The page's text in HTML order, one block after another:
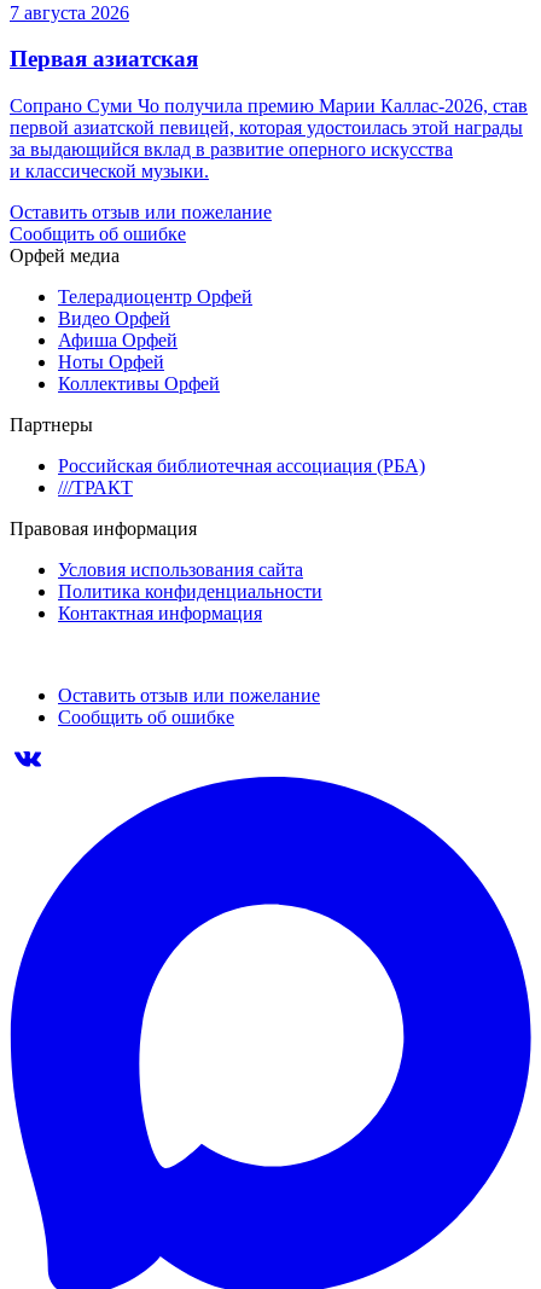
7 августа 2026
Первая азиатская
Сопрано Суми Чо получила премию Марии Каллас-2026, став
первой азиатской певицей, которая удостоилась этой награды
за выдающийся вклад в развитие оперного искусства
и классической музыки.
Оставить отзыв или пожелание
Сообщить об ошибке
Орфей медиа
Телерадиоцентр Орфей
Видео Орфей
Афиша Орфей
Ноты Орфей
Коллективы Орфей
Партнеры
Российская библиотечная ассоциация (РБА)
///ТРАКТ
Правовая информация
Условия использования сайта
Политика конфиденциальности
Контактная информация
Оставить отзыв или пожелание
Сообщить об ошибке